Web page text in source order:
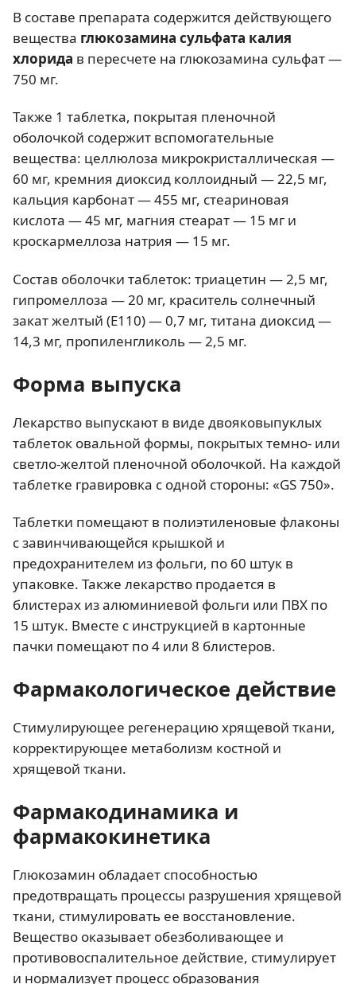
В составе препарата содержится действующего
вещества глюкозамина сульфата калия
хлорида в пересчете на глюкозамина сульфат —
750 мг.
Также 1 таблетка, покрытая пленочной
оболочкой содержит вспомогательные
вещества: целлюлоза микрокристаллическая —
60 мг, кремния диоксид коллоидный — 22,5 мг,
кальция карбонат — 455 мг, стеариновая
кислота — 45 мг, магния стеарат — 15 мг и
кроскармеллоза натрия — 15 мг.
Состав оболочки таблеток: триацетин — 2,5 мг,
гипромеллоза — 20 мг, краситель солнечный
закат желтый (Е110) — 0,7 мг, титана диоксид —
14,3 мг, пропиленгликоль — 2,5 мг.
Форма выпуска
Лекарство выпускают в виде двояковыпуклых
таблеток овальной формы, покрытых темно- или
светло-желтой пленочной оболочкой. На каждой
таблетке гравировка с одной стороны: «GS 750».
Таблетки помещают в полиэтиленовые флаконы
с завинчивающейся крышкой и
предохранителем из фольги, по 60 штук в
упаковке. Также лекарство продается в
блистерах из алюминиевой фольги или ПВХ по
15 штук. Вместе с инструкцией в картонные
пачки помещают по 4 или 8 блистеров.
Фармакологическое действие
Стимулирующее регенерацию хрящевой ткани,
корректирующее метаболизм костной и
хрящевой ткани.
Фармакодинамика и
фармакокинетика
Глюкозамин обладает способностью
предотвращать процессы разрушения хрящевой
ткани, стимулировать ее восстановление.
Вещество оказывает обезболивающее и
противовоспалительное действие, стимулирует
и нормализует процесс образования